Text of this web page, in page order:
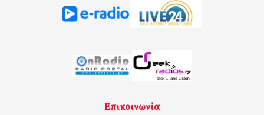
Επικοινωνία